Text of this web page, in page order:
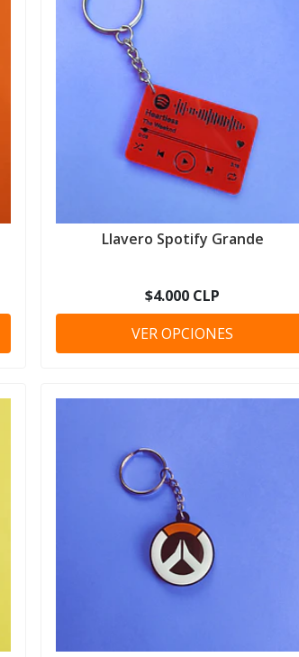
Llavero Spotify Grande
$4.000 CLP
VER OPCIONES